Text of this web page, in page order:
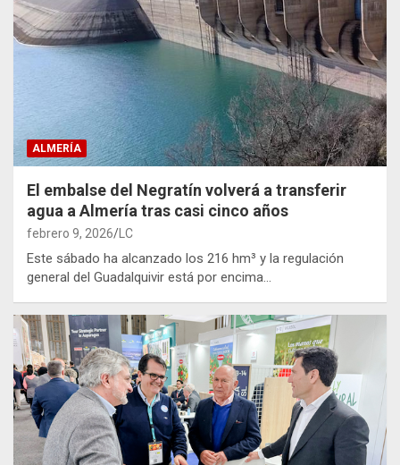
ALMERÍA
El embalse del Negratín volverá a transferir
agua a Almería tras casi cinco años
febrero 9, 2026 LC
Este sábado ha alcanzado los 216 hm³ y la regulación
general del Guadalquivir está por encima…